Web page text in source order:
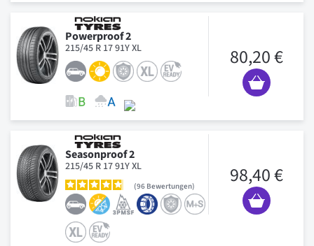
Powerproof 2
215/45 R 17 91Y XL 80,20 €
Seasonproof 2
215/45 R 17 91Y XL
96 Bewertungen 98,40 €